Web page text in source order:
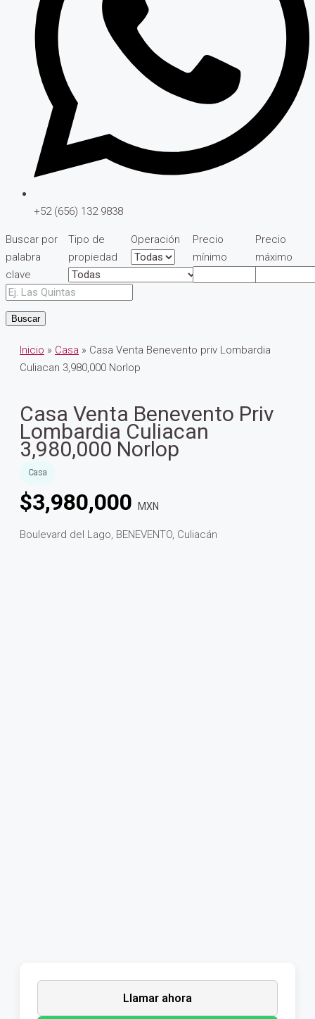
+52 (656) 132 9838
Buscar por
palabra
clave
Tipo de
propiedad
Operación
Precio
mínimo
Precio
máximo
Buscar
Inicio » Casa » Casa Venta Benevento priv Lombardia
Culiacan 3,980,000 Norlop
Casa Venta Benevento Priv
Lombardia Culiacan
3,980,000 Norlop
Casa
$3,980,000 MXN
Boulevard del Lago, BENEVENTO, Culiacán
Llamar ahora